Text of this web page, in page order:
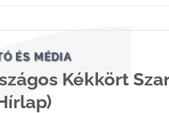
ÉS MÉDIA
Kékkört